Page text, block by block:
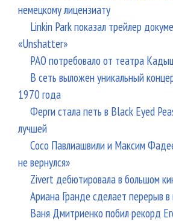
немецкому лицензиату
Linkin Park показал трейлер
«Unshatter»
РАО потребовало от театра
В сеть выложен уникальный
1970 года
Ферги стала петь в Black Eyed
лучшей
Сосо Павлиашвили и Максим
не вернулся»
Zivert дебютировала в большом
Ариана Гранде сделает перерыв в
Ваня Дмитриенко побил рекорд